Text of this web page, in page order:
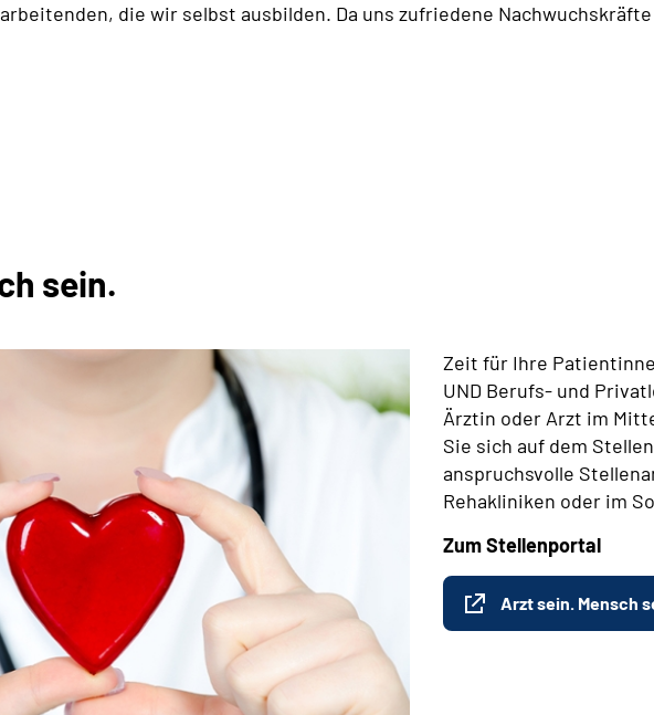
die wir selbst ausbilden. Da uns zufriedene
sein.
Zeit für Ihre
UND Berufs- und
Ärztin oder Arzt im
Sie sich auf dem
anspruchsvolle
Rehakliniken oder im
Zum Stellenportal
Arzt sein. Mensch